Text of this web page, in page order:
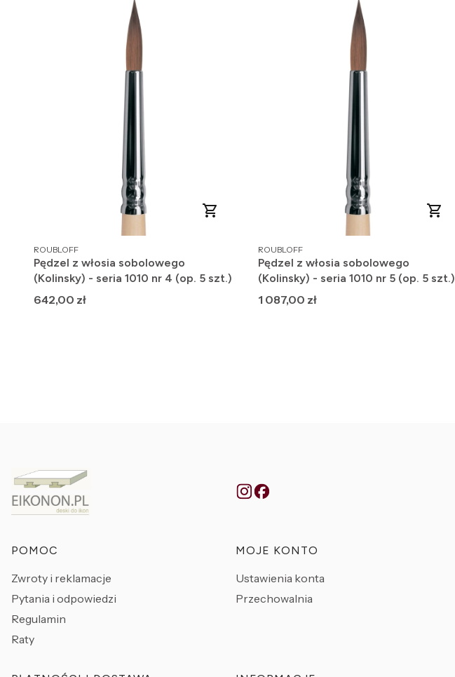
PRODUCENT
ROUBLOFF
Pędzel z włosia sobolowego
(Kolinsky) - seria 1010 nr 4 (op. 5 szt.)
Cena
642,00 zł
PRODUCENT
ROUBLOFF
Pędzel z włosia sobolowego
(Kolinsky) - seria 1010 nr 5 (op. 5 szt.)
Cena
1 087,00 zł
Linki w stopce
POMOC
Zwroty i reklamacje
Pytania i odpowiedzi
Regulamin
Raty
MOJE KONTO
Ustawienia konta
Przechowalnia